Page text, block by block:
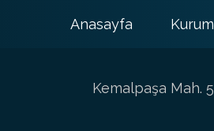
Anasayfa
Kemalpaşa Mah.